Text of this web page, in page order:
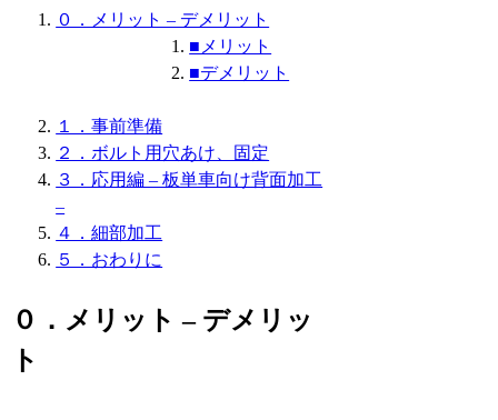
０．メリット – デメリット
■メリット
■デメリット
１．事前準備
２．ボルト用穴あけ、固定
３．応用編 – 板単車向け背面加工
–
４．細部加工
５．おわりに
０．メリット – デメリッ
ト